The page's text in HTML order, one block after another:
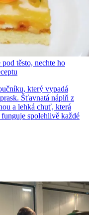
těsto, nechte ho
který vypadá
Šťavnatá náplň z
a lehká chuť, která
spolehlivě každé